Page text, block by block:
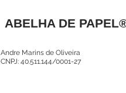
ABELHA DE
Andre Marins de Oliveira
CNPJ: 40.511.144/0001-27